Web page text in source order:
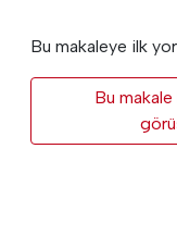
Bu makaleye ilk
Bu makale